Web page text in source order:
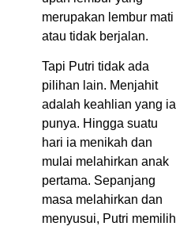
merupakan lembur mati
atau tidak berjalan.
Tapi Putri tidak ada
pilihan lain. Menjahit
adalah keahlian yang ia
punya. Hingga suatu
hari ia menikah dan
mulai melahirkan anak
pertama. Sepanjang
masa melahirkan dan
menyusui, Putri memilih